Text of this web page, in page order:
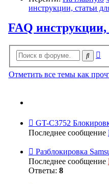
инструкции, статьи
FAQ инструкции,
Поиск
Отметить все темы как
GT-C3752
Последнее сообщение
Разблокировка
Последнее сообщение
Ответы: 8